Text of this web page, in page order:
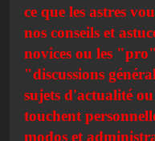
ce que les astres
nos conseils et
novices ou les
"discussions
sujets d'actualité
touchent
modos et